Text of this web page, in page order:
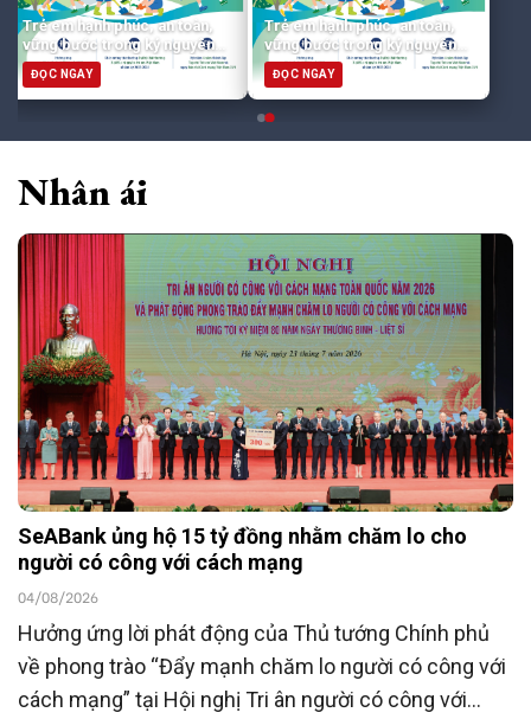
Trẻ em hạnh phúc, an toàn,
vững bước trong kỷ nguyên
số
ĐỌC NGAY
Trẻ em hạnh phúc, an toàn,
vững bước trong kỷ nguyên
số
ĐỌC NGAY
Nhân ái
SeABank ủng hộ 15 tỷ đồng nhằm chăm lo cho
người có công với cách mạng
04/08/2026
Hưởng ứng lời phát động của Thủ tướng Chính phủ
về phong trào “Đẩy mạnh chăm lo người có công với
cách mạng” tại Hội nghị Tri ân người có công với